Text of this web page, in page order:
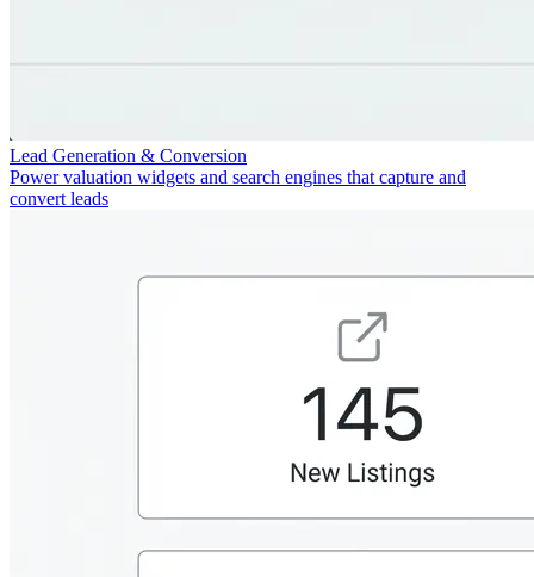
Lead Generation & Conversion
Power valuation widgets and search engines that capture and
convert leads